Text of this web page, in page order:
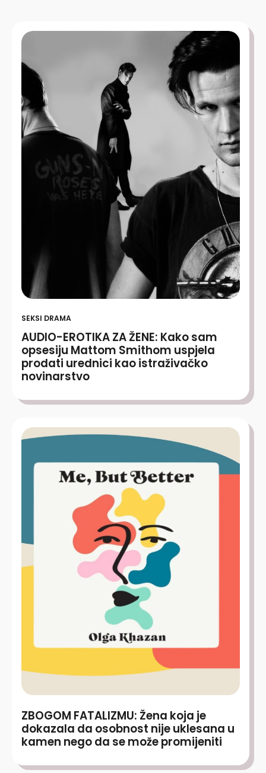
SEKSI DRAMA
AUDIO-EROTIKA ZA ŽENE: Kako sam
opsesiju Mattom Smithom uspjela
prodati urednici kao istraživačko
novinarstvo
ZBOGOM FATALIZMU: Žena koja je
dokazala da osobnost nije uklesana u
kamen nego da se može promijeniti